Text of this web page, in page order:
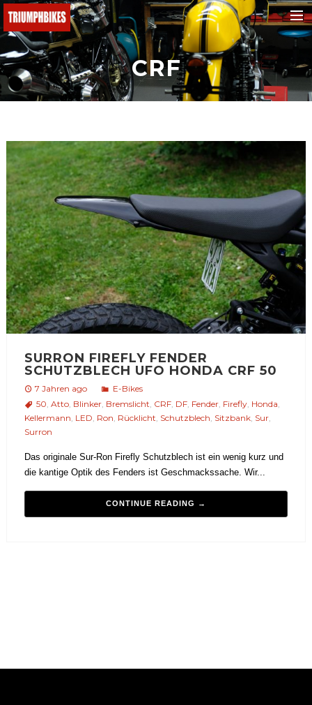
BMW
Ducati
Triumph
Yamaha
Fantic
Malaguti
Honda
e-bikes
Suchen
CRF
SURRON FIREFLY FENDER
SCHUTZBLECH UFO HONDA CRF 50
7 Jahren ago
E-Bikes
50 Atto, Blinker, Bremslicht CRF, DF, Fender, Firefly, Honda
Kellermann LED Ron Rücklicht Schutzblech Sitzbank, Sur,
Surron
Das originale Sur-Ron Firefly Schutzblech ist ein wenig kurz und
die kantige Optik des Fenders ist Geschmackssache. Wir...
CONTINUE READING →